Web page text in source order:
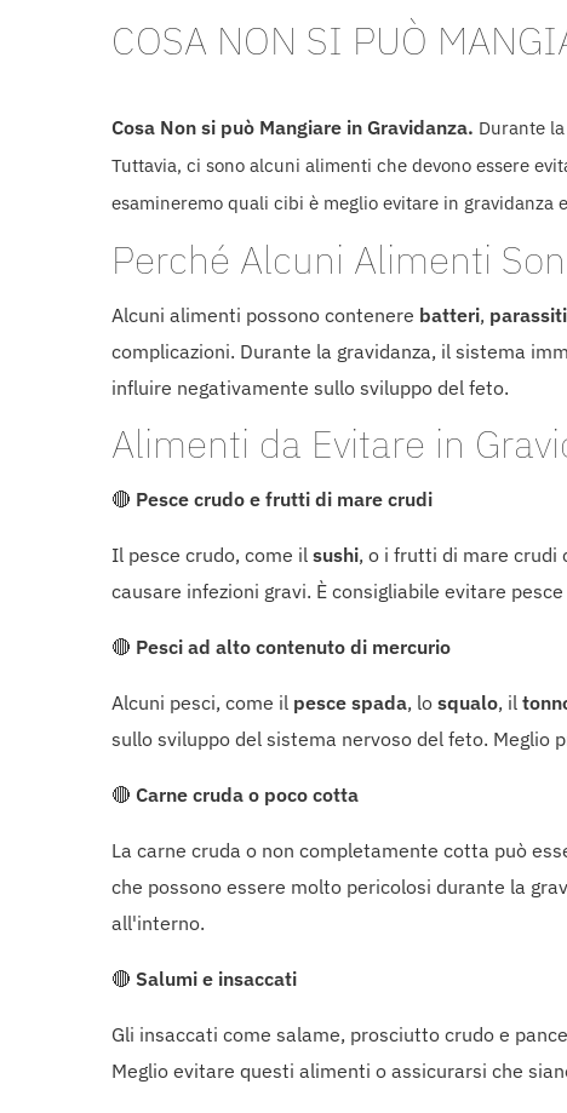
COSA NON SI PUÒ
Cosa Non si può Mangiare in Gravidanza. Durante
Tuttavia, ci sono alcuni alimenti che devono essere
esamineremo quali cibi è meglio evitare in gravidanza
Perché Alcuni Alimenti
Alcuni alimenti possono contenere batteri, parassiti
complicazioni. Durante la gravidanza, il sistema
influire negativamente sullo sviluppo del feto.
Alimenti da Evitare in
🔴 Pesce crudo e frutti di mare crudi
Il pesce crudo, come il sushi, o i frutti di mare crudi
causare infezioni gravi. È consigliabile evitare
🔴 Pesci ad alto contenuto di mercurio
Alcuni pesci, come il pesce spada, lo squalo, il
sullo sviluppo del sistema nervoso del feto. Meglio
🔴 Carne cruda o poco cotta
La carne cruda o non completamente cotta può
che possono essere molto pericolosi durante la
all'interno.
🔴 Salumi e insaccati
Gli insaccati come salame, prosciutto crudo e
Meglio evitare questi alimenti o assicurarsi che